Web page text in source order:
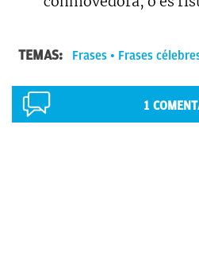
TEMAS: Frases Frases
1